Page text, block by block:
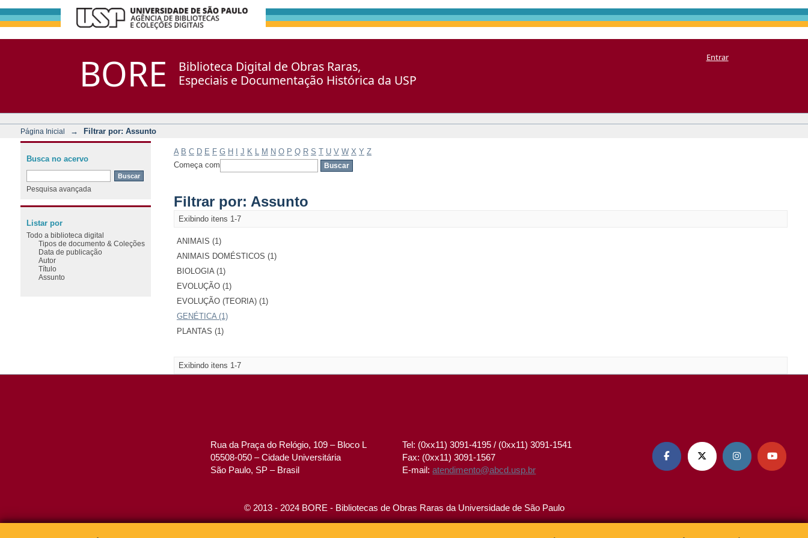
BORE
Biblioteca Digital de Obras Raras,
Especiais e Documentação Histórica da USP
Entrar
Página Inicial → Filtrar por: Assunto
A B C D E F G H J K M N O P Q R S T U V W X Y Z
Começa com
Filtrar por: Assunto
Exibindo itens 1-7
ANIMAIS (1)
ANIMAIS DOMÉSTICOS (1)
BIOLOGIA (1)
EVOLUÇÃO (1)
EVOLUÇÃO (TEORIA) (1)
GENÉTICA (1)
PLANTAS (1)
Exibindo itens 1-7
Busca no acervo
Pesquisa avançada
Listar por
Todo a biblioteca digital
Tipos de documento & Coleções
Data de publicação
Autor
Título
Assunto
Rua da Praça do Relógio, 109 – Bloco L
05508-050 – Cidade Universitária
São Paulo, SP – Brasil
Tel: (0xx11) 3091-4195 / (0xx11) 3091-1541
Fax: (0xx11) 3091-1567
E-mail:atendimento@abcd.usp.br
   
© 2013 - 2024 BORE - Bibliotecas de Obras Raras da Universidade de São Paulo